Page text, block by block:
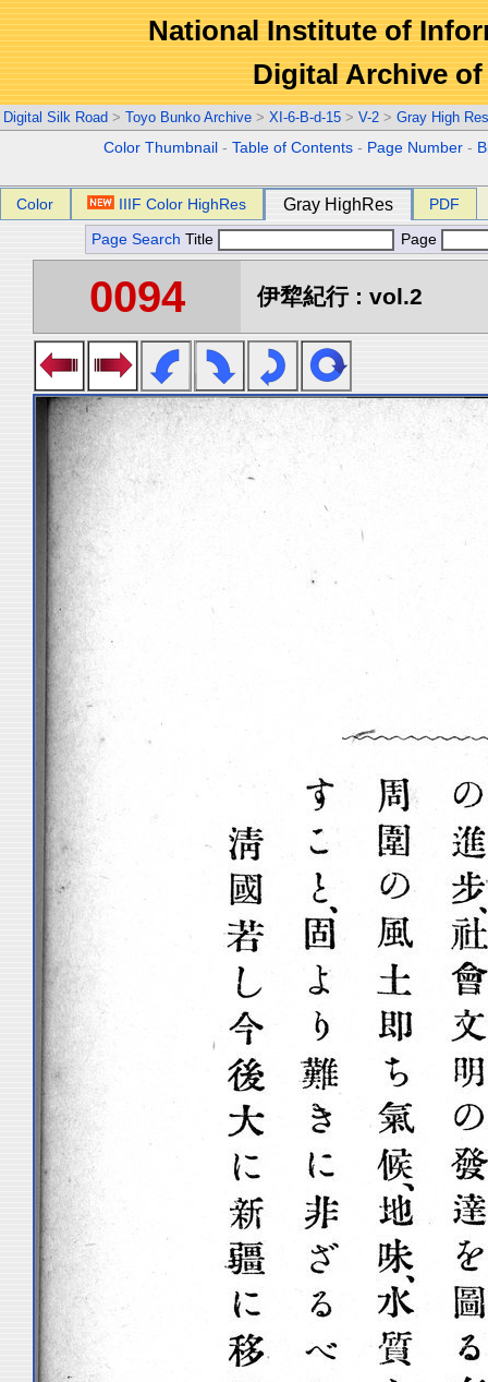
National Institute of
Digital Archive
Digital Silk Road > Toyo Bunko Archive > XI-6-B-d-15 > V-2 > Gray High
Color Thumbnail -Table of Contents - Page Number -
Color IIIF Color HighRes Gray HighRes PDF
Page Search Title Page
0094 伊犂紀行 : vol.2